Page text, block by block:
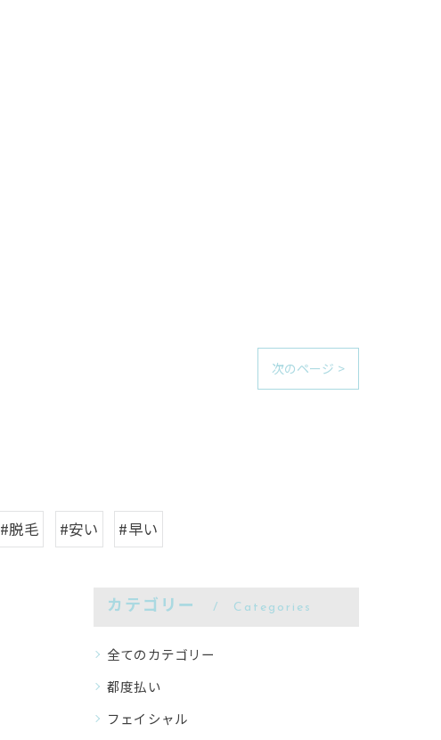
次のページ >
#脱毛 #安い #早い
カテゴリー Categories
全てのカテゴリー
都度払い
フェイシャル